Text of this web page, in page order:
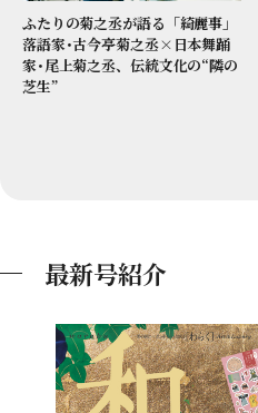
ふたりの菊之丞が語る「綺麗事」
落語家･古今亭菊之丞×日本舞踊
家･尾上菊之丞、伝統文化の“隣の
芝生”
最新号紹介